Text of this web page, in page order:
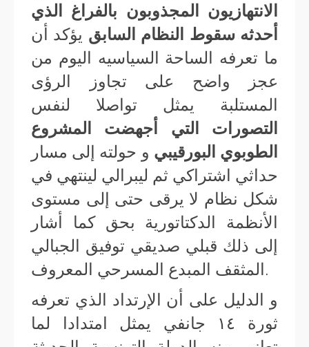
الانتهازيون المجذوبون بالفراغ الذي
أحدثه سقوط النظام السابق يؤكد أن
ما تعرفه الساحة السياسيه اليوم من
عجز واضح على تجاوز الرؤى
المستلبة يمثل تواصلا لنفس
التصورات التي أجهضت المشروع
الطوبوي البورقيبي و حولته إلى مسار
حداثي اشتراكي ثم ليبرالي لينتهي في
شكل نظام لا يرقى حتى إلى مستوى
الأنظمة الدكتاتورية بحق كما أشار
إلى ذلك قبلي صديقي توفيق الجبالي
المثقف المبدع المسرحي المعروف.
و الدليل على أن الإرتداد الذي تعرفه
ثورة ١٤ جانفي يمثل امتدادا لما